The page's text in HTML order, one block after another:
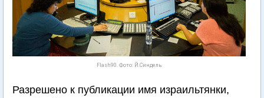
Flash90. Фото: Й.Синдель
Разрешено к публикации имя израильтянки,